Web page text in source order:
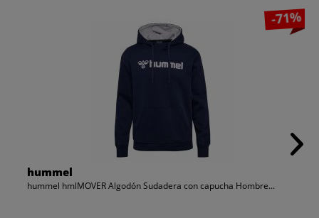
-71%
hummel
hummel hmlMOVER Algodón Sudadera con capucha Hombre...